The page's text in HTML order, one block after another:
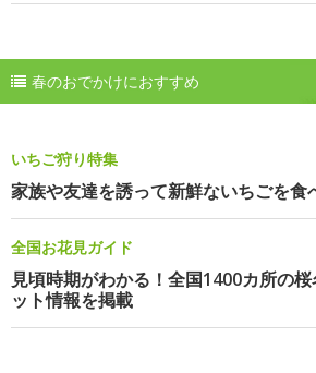
春のおでかけにおすすめ
いちご狩り特集
家族や友達を誘って新鮮ないちごを食
全国お花見ガイド
見頃時期がわかる！全国1400カ所の
ット情報を掲載